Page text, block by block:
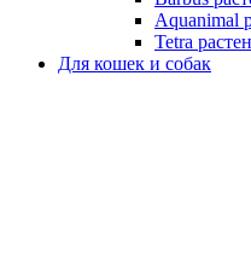
Aquanimal
Tetra
Для кошек и собак